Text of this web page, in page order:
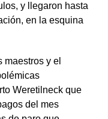
y llegaron hasta
en la esquina
y el
Weretilneck que
del mes